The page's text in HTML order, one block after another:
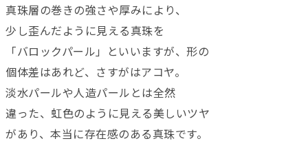
真珠層の巻きの強さや厚みにより、
少し歪んだように見える真珠を
「バロックパール」といいますが、形の
個体差はあれど、さすがはアコヤ。
淡水パールや人造パールとは全然
違った、虹色のように見える美しいツヤ
があり、本当に存在感のある真珠です。